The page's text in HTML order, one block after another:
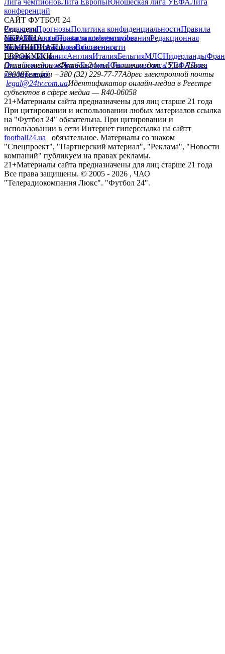
Лига чемпионовЛига ЕвропыЮношеская лига УЕФАЛига
конференций
САЙТ ФУТБОЛ 24
РедакцияПрогнозыПолитика конфиденциальностиПравила
сайтуКонтактыПравила комментированияРедакционная
политикаСтруктура собственности
Соц. сети
facebookxyoutubeinstagramtelegramviber
УКРАИНА
УкраинаПервая лигаВторая лига
ЧЕМПИОНАТЫ
ГерманияИспанияАнглияИталияБельгияМЛСНидерланды
ЕВРОКУБКИ
Лига чемпионовЛига ЕвропыЮношеская лига УЕФАЛига
конференций
Онлайн-медиа «Футбол 24»пл. Галицкая, дом. 15, м. Львов,
79008Телефон +380 (32) 229-77-77Адрес электронной почты
legal@24tv.com.uaИдентификатор онлайн-медиа в Реестре
субъектов в сфере медиа — R40-06058
21+Материалы сайта предназначены для лиц старше 21 года
При цитировании и использовании любых материалов ссылка
на "Футбол 24" обязательна. При цитировании и
использовании в сети Интернет гиперссылка на сайтт
football24.ua
обязательное. Материалы со знаком
"Спецпроект", "Партнерский материал", "Реклама", "Новости
компаний" публикуем на правах рекламы.
21+Материалы сайта предназначены для лиц старше 21 года
Все права защищены. © 2005 - 2026 , ЧАО
"Телерадиокомпания Люкс". "Футбол 24".